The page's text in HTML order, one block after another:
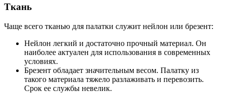
Ткань
Чаще всего тканью для палатки служит нейлон или брезент:
Нейлон легкий и достаточно прочный материал. Он
наиболее актуален для использования в современных
условиях.
Брезент обладает значительным весом. Палатку из
такого материала тяжело разлаживать и перевозить.
Срок ее службы невелик.